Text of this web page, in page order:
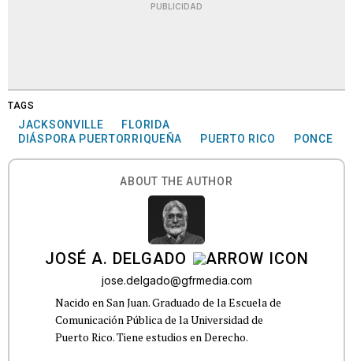
PUBLICIDAD
TAGS
JACKSONVILLE
FLORIDA
DIÁSPORA PUERTORRIQUEÑA
PUERTO RICO PONCE
ABOUT THE AUTHOR
JOSÉ A. DELGADO
jose.delgado@gfrmedia.com
Nacido en San Juan. Graduado de la Escuela de
Comunicación Pública de la Universidad de
Puerto Rico. Tiene estudios en Derecho.